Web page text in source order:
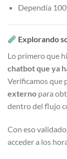
Dependía
Explorando
Lo primero que
chatbot que ya
Verificamos que
externo para
dentro del flujo
Con eso
acceder a los